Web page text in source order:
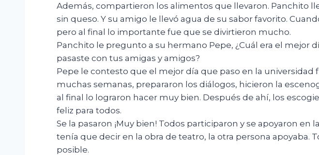
Además, compartieron los alimentos que llevaron. Panchito
sin queso. Y su amigo le llevó agua de su sabor favorito.
pero al final lo importante fue que se divirtieron mucho.
Panchito le pregunto a su hermano Pepe, ¿Cuál era el mejor
pasaste con tus amigas y amigos?
Pepe le contesto que el mejor día que paso en la
muchas semanas, prepararon los diálogos, hicieron la
al final lo lograron hacer muy bien. Después de ahí, los
feliz para todos.
Se la pasaron ¡Muy bien! Todos participaron y se apoyaron
tenía que decir en la obra de teatro, la otra persona apoyaba.
posible.